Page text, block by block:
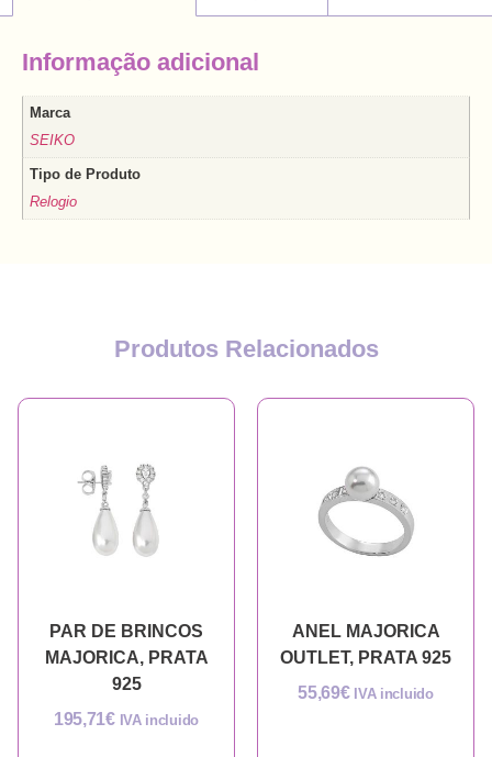
Informação adicional
Marca
SEIKO
Tipo de Produto
Relogio
Produtos Relacionados
PAR DE BRINCOS
MAJORICA, PRATA
925
195,71€ IVA incluido
ANEL MAJORICA
OUTLET, PRATA 925
55,69€ IVA incluido